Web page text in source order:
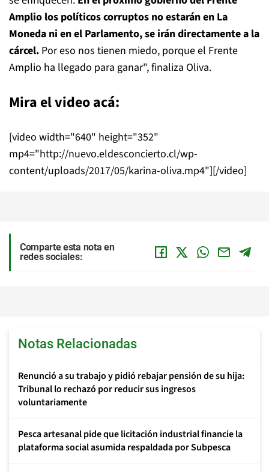
Amplio los políticos corruptos no estarán en La
Moneda ni en el Parlamento, se irán directamente a la
cárcel. Por eso nos tienen miedo, porque el Frente
Amplio ha llegado para ganar", finaliza Oliva.
Mira el video acá:
[video width="640" height="352"
mp4="http://nuevo.eldesconcierto.cl/wp-
content/uploads/2017/05/karina-oliva.mp4"][/video]
Comparte esta nota en
redes sociales:
Notas Relacionadas
Renunció a su trabajo y pidió rebajar pensión de su hija:
Tribunal lo rechazó por reducir sus ingresos
voluntariamente
Pesca artesanal pide que licitación industrial financie la
plataforma social asumida respaldada por Subpesca